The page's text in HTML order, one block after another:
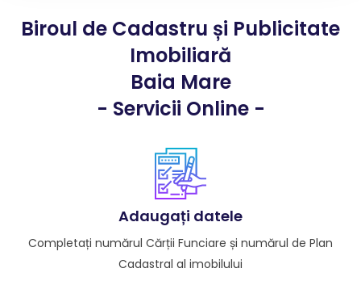
Biroul de Cadastru și Publicitate
Imobiliară
Baia Mare
- Servicii Online -
Adaugați datele
Completați numărul Cărții Funciare și numărul de Plan
Cadastral al imobilului